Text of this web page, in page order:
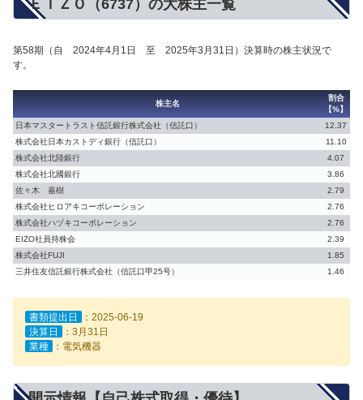
ＥＩＺＯ（6737）の大株主一覧
第58期（自 2024年4月1日 至 2025年3月31日）決算時の株主状況で
す。
株主名
割合
【%】
日本マスタートラスト信託銀行株式会社（信託口）
12.37
株式会社日本カストディ銀行（信託口）
11.10
株式会社北陸銀行
4.07
株式会社北國銀行
3.86
佐々木 嘉樹
2.79
株式会社ヒロアキコーポレーション
2.76
株式会社ハヅキコーポレーション
2.76
EIZO社員持株会
2.39
株式会社FUJI
1.85
三井住友信託銀行株式会社（信託口甲25号）
1.46
書類提出日
：2025-06-19
決算日
：3月31日
業種
：電気機器